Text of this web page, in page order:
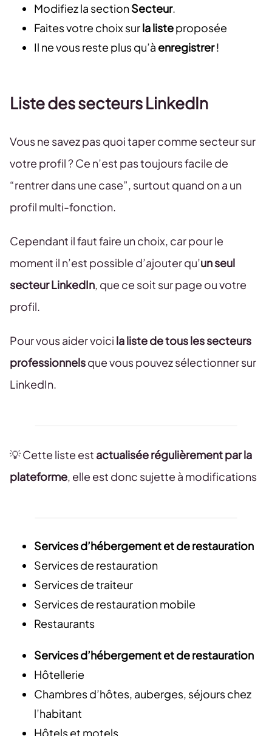
Modifiez la sectionSecteur.
Faites votre choix surla listeproposée
Il ne vous reste plus qu’à enregistrer!
Liste des secteurs LinkedIn
Vous ne savez pas quoi taper comme secteur sur
votre profil ? Ce n’est pas toujours facile de
“rentrer dans une case”, surtout quand on a un
profil multi-fonction.
Cependant il faut faire un choix, car pour le
moment il n’est possible d’ajouter qu’un seul
secteur LinkedIn, que ce soit sur page ou votre
profil.
Pour vous aider voici la liste de tous les secteurs
professionnelsque vous pouvez sélectionner sur
LinkedIn.
💡 Cette liste est actualisée régulièrement par la
plateforme, elle est donc sujette à modifications
Services d’hébergement et de restauration
Services de restauration
Services de traiteur
Services de restauration mobile
Restaurants
Services d’hébergement et de restauration
Hôtellerie
Chambres d’hôtes, auberges, séjours chez
l’habitant
Hôtels et motels